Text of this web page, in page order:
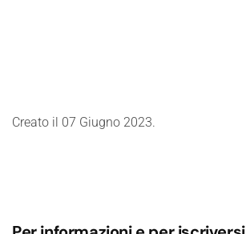
Creato il 07 Giugno 2023.